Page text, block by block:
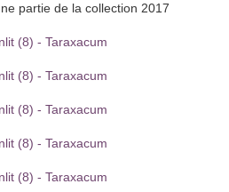
partie de la collection 2017